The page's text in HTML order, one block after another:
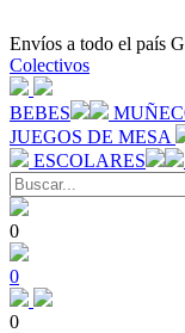
Envíos a todo el país
Colectivos
BEBES
JUEGOS DE MESA
ESCOLARES
0
0
0